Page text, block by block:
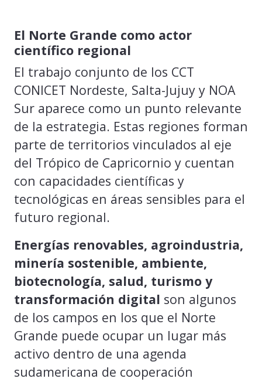
El Norte Grande como actor
científico regional
El trabajo conjunto de los CCT
CONICET Nordeste, Salta-Jujuy y NOA
Sur aparece como un punto relevante
de la estrategia. Estas regiones forman
parte de territorios vinculados al eje
del Trópico de Capricornio y cuentan
con capacidades científicas y
tecnológicas en áreas sensibles para el
futuro regional.
Energías renovables, agroindustria,
minería sostenible, ambiente,
biotecnología, salud, turismo y
transformación digital son algunos
de los campos en los que el Norte
Grande puede ocupar un lugar más
activo dentro de una agenda
sudamericana de cooperación